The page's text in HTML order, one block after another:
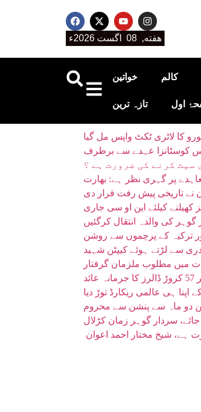
هفته, 08 اگست 2026ء
خواتین کالم
تازہ ترین اول
کوسٹانزا عہدے سے برطرف
سیٹ کرنے کی ضرورت ہے ؟
پر گہری نظر ہے: بھارت
نے تاریخی پیش رفت قرار دی
کیلئے این او سی جاری
کی والدہ انتقال کرگئیں
ترکیہ کے پرچموں سے روشن
میں مطلوب ملزمان گرفتار
سردار گوہر زمان کڑلال
ہے، شیخ مختار احمد اعوان